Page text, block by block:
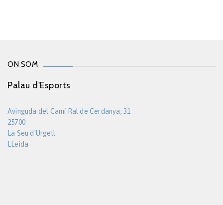
ON SOM
Palau d'Esports
Avinguda del Camí Ral de Cerdanya, 31
25700
La Seu d'Urgell
LLeida